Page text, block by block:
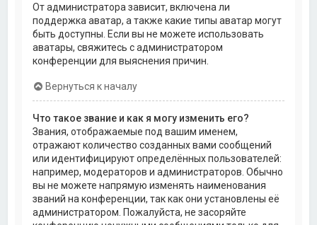
От администратора зависит, включена ли
поддержка аватар, а также какие типы аватар могут
быть доступны. Если вы не можете использовать
аватары, свяжитесь с администратором
конференции для выяснения причин.
Вернуться к началу
Что такое звание и как я могу изменить его?
Звания, отображаемые под вашим именем,
отражают количество созданных вами сообщений
или идентифицируют определённых пользователей:
например, модераторов и администраторов. Обычно
вы не можете напрямую изменять наименования
званий на конференции, так как они установлены её
администратором. Пожалуйста, не засоряйте